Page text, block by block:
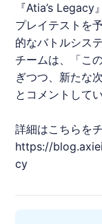
『Atia’s
プレイテストを
的なバトルシス
チームは、「こ
ぎつつ、新たな
とコメントしてい
詳細はこちらを
https://
cy